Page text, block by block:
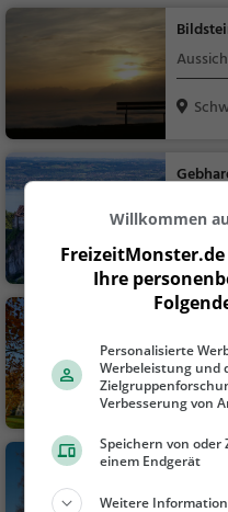
h
Willkommen
Ihre
Personalisierte
Werbeleistung und
Verbesserung von
Speichern von
einem Endgerät
Weitere